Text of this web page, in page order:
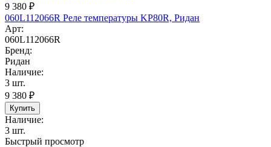
9 380 ₽
060L112066R Реле температуры KP80R, Ридан
Арт:
060L112066R
Бренд:
Ридан
Наличие:
3 шт.
9 380 ₽
Купить
Наличие:
3 шт.
Быстрый просмотр